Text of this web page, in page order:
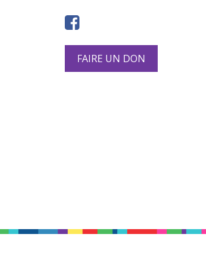
FAIRE UN DON